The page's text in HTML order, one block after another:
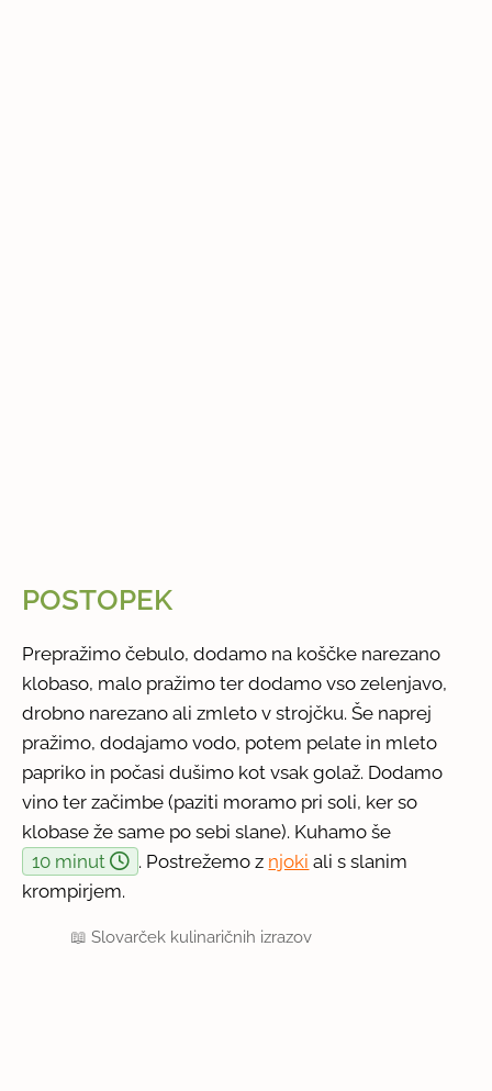
POSTOPEK
Prepražimo čebulo, dodamo na koščke narezano
klobaso, malo pražimo ter dodamo vso zelenjavo,
drobno narezano ali zmleto v strojčku. Še naprej
pražimo, dodajamo vodo, potem pelate in mleto
papriko in počasi dušimo kot vsak golaž. Dodamo
vino ter začimbe (paziti moramo pri soli, ker so
klobase že same po sebi slane). Kuhamo še
10 minut
. Postrežemo z njoki ali s slanim
krompirjem.
📖Slovarček kulinaričnih izrazov